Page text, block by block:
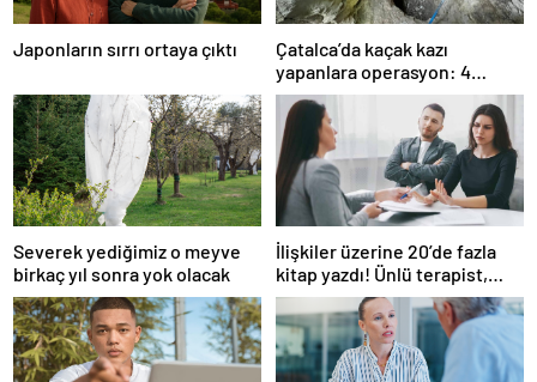
Japonların sırrı ortaya çıktı
Çatalca’da kaçak kazı
yapanlara operasyon: 4
gözaltı
Severek yediğimiz o meyve
birkaç yıl sonra yok olacak
İlişkiler üzerine 20’de fazla
kitap yazdı! Ünlü terapist,
boşanmaların gerçek
suçlularını açıklıyor